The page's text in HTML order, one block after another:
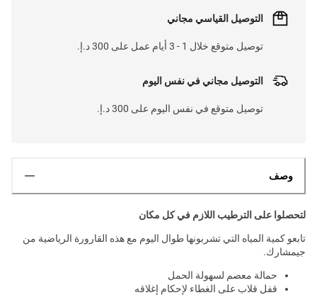
التوصيل القياسي مجاني
توصيل متوقع خلال 1 - 3 أيام عمل على 300 د.إ.
التوصيل مجاني في نفس اليوم
توصيل متوقع في نفس اليوم على 300 د.إ.
وصف
لتحصلوا على الترطيب اللازم في كل مكان
تابعو كمية المياه التي تشربونها طوال اليوم مع هذه القارورة الرياضية من
جيمشارك.
حمالة معصم لسهولة الحمل
قفل قلاب على الغطاء لإحكام إغلاقه